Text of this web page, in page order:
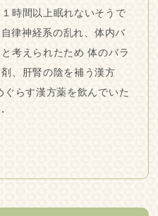
時間以上眠れないそうで
律神経系の乱れ、体内バ
考えられたため 体のバラ
、肝腎の陰を補う漢方
らす漢方薬を飲んでいた